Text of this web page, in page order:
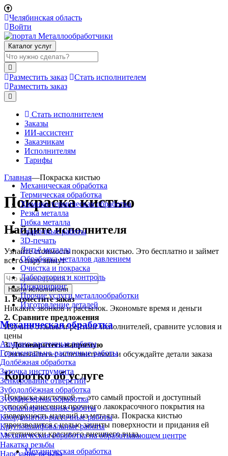
Челябинская область
Войти
Каталог услуг
Разместить заказ
Стать исполнителем
Разместить заказ
Стать исполнителем
Заказы
ИИ-ассистент
Заказчикам
Исполнителям
Тарифы
Механическая обработка
Термическая обработка
Химико-термическая обработка
Резка металла
Гибка металла
Сварочные работы
3D-печать
Литьё металла
Обработка металлов давлением
Очистка и покраска
Лаборатория и контроль
Инжиниринг
Прочие услуги металлообработки
Изготовление деталей
Механическая обработка
Алмазно-расточные работы
Горизонтально-расточные работы
Долбёжная обработка
Заточка инструмента
Зенкерование отверстий
Зубодолбёжная обработка
Зубофрезерная обработка
Зубошлифовальные работы
Координатно-расточные работы
Круглошлифовальные работы
Механическая обработка на обрабатывающем центре
Накатка резьбы
Нарезание резьбы
Главная—Покраска кистью
Покраска кистью
Найдите исполнителя
Узнайте стоимость покраски кистью. Это бесплатно и займет
всего пару минут
Найти исполнителя
1. Разместите заказ
Никаких звонков и рассылок. Экономьте время и деньги
2. Сравните предложения
Изучите отзывы и рейтинг исполнителей, сравните условия и
цены
3.Договоритесь напрямую
Связывайтесь с исполнителями и обсуждайте детали заказа
Коротко об услуге
Покраска кисточкой — это самый простой и доступный
способ нанесения прочного лакокрасочного покрытия на
поверхность изделий из металла. Покраска кистью
производится с целью защиты поверхности и придания ей
эстетически красивого внешнего вида.
Механическая обработка